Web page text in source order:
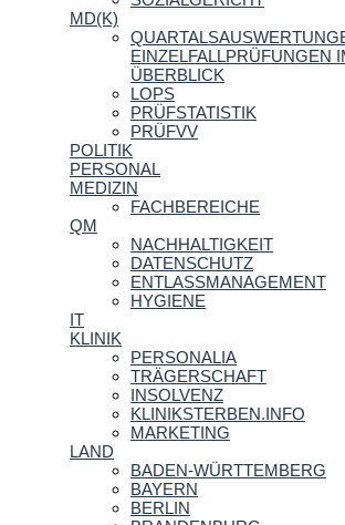
MD(K)
EINZELFALLPRÜFUNGEN
ÜBERBLICK
LOPS
PRÜFSTATISTIK
PRÜFVV
POLITIK
PERSONAL
MEDIZIN
FACHBEREICHE
QM
NACHHALTIGKEIT
DATENSCHUTZ
ENTLASSMANAGEMENT
HYGIENE
IT
KLINIK
PERSONALIA
TRÄGERSCHAFT
INSOLVENZ
KLINIKSTERBEN.INFO
MARKETING
LAND
BADEN-WÜRTTEMBERG
BAYERN
BERLIN